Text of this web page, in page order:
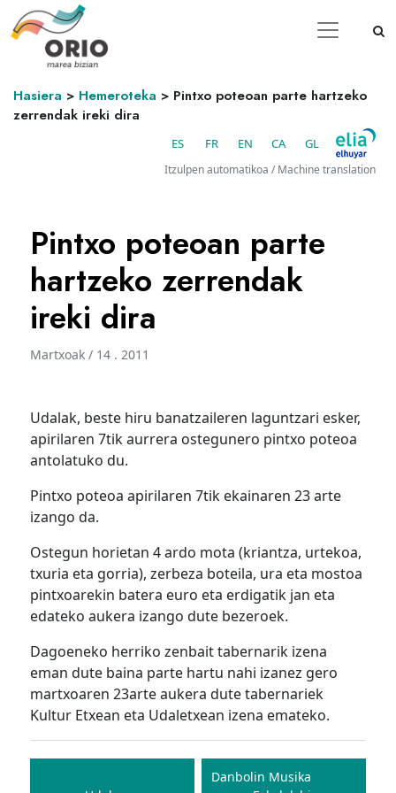
Hasiera > Hemeroteka > Pintxo poteoan parte hartzeko
zerrendak ireki dira
ES FR EN CA GL
Itzulpen automatikoa / Machine translation
Pintxo poteoan parte
hartzeko zerrendak
ireki dira
Martxoak / 14 . 2011
Udalak, beste hiru banatzaileren laguntzari esker,
apirilaren 7tik aurrera ostegunero pintxo poteoa
antolatuko du.
Pintxo poteoa apirilaren 7tik ekainaren 23 arte
izango da.
Ostegun horietan 4 ardo mota (kriantza, urtekoa,
txuria eta gorria), zerbeza boteila, ura eta mostoa
pintxoarekin batera euro eta erdigatik jan eta
edateko aukera izango dute bezeroek.
Dagoeneko herriko zenbait tabernarik izena
eman dute baina parte hartu nahi izanez gero
martxoaren 23arte aukera dute tabernariek
Kultur Etxean eta Udaletxean izena emateko.
Bidalketetan
Danbolin Musika